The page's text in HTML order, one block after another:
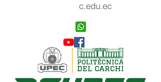
c.edu.ec